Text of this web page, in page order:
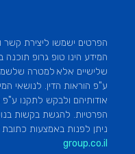
הפרטים ישמשו ליצירת קשר
המידע הינו טופ גרופ תוכנה
שלישיים אלא למטרה
ע"פ הוראות הדין. לנושאי
הפרטיות. להגשת בקשות
ניתן לפנות באמצעות כתובת
group.co.il